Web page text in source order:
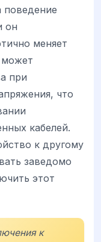
поведение
он
меняет
может
при
что
кабелей.
к другому
заведомо
этот
к